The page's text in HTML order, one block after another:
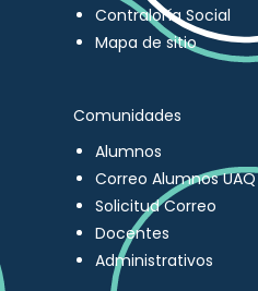
Contraloría Social
Mapa de sitio
Comunidades
Alumnos
Correo Alumnos UAQ
Solicitud Correo
Docentes
Administrativos